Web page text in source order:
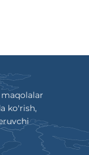
ko'rish,